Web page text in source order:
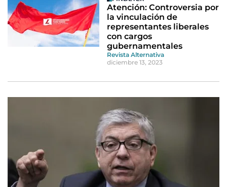
Atención: Controversia por
la vinculación de
representantes liberales
con cargos
gubernamentales
Revista Alternativa
diciembre 13, 2023